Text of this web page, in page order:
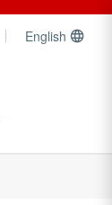
English